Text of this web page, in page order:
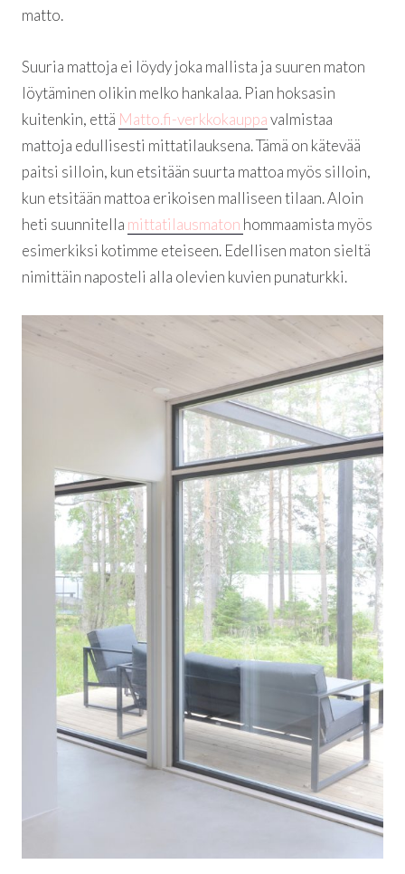
matto.
Suuria mattoja ei löydy joka mallista ja suuren maton
löytäminen olikin melko hankalaa. Pian hoksasin
kuitenkin, että Matto.fi-verkkokauppavalmistaa
mattoja edullisesti mittatilauksena. Tämä on kätevää
paitsi silloin, kun etsitään suurta mattoa myös silloin,
kun etsitään mattoa erikoisen malliseen tilaan. Aloin
heti suunnitella mittatilausmaton hommaamista myös
esimerkiksi kotimme eteiseen. Edellisen maton sieltä
nimittäin naposteli alla olevien kuvien punaturkki.